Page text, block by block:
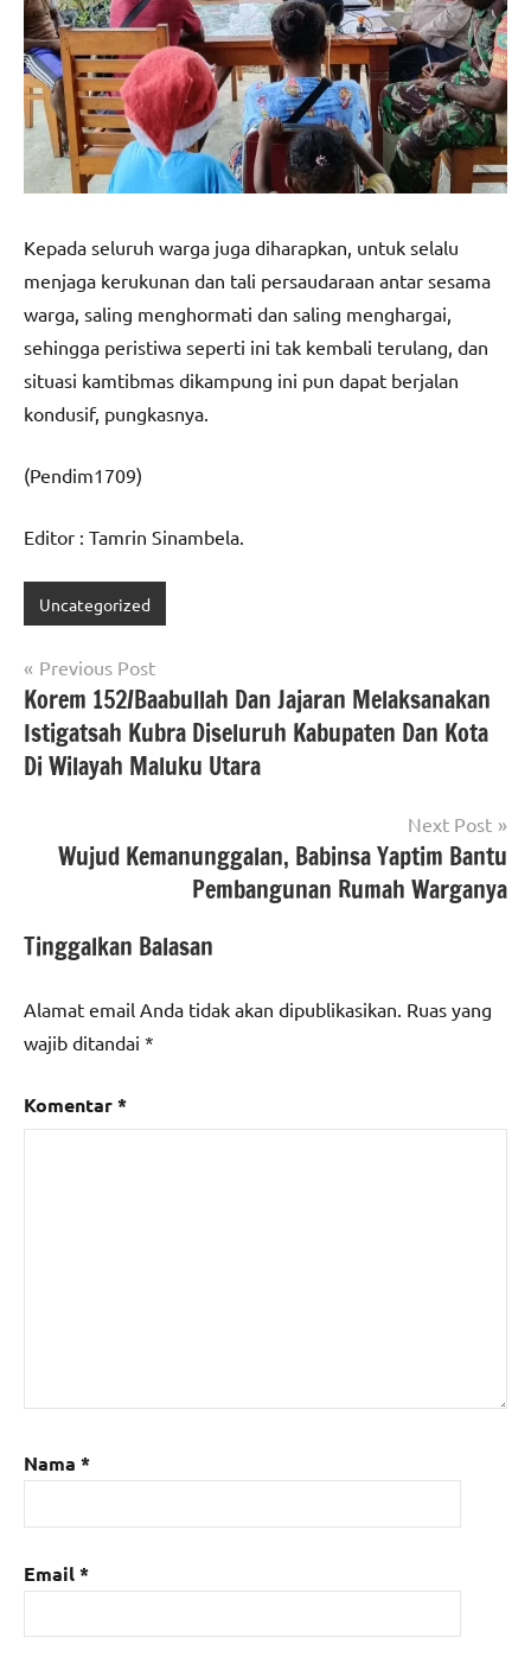
Kepada seluruh warga juga diharapkan, untuk selalu
menjaga kerukunan dan tali persaudaraan antar sesama
warga, saling menghormati dan saling menghargai,
sehingga peristiwa seperti ini tak kembali terulang, dan
situasi kamtibmas dikampung ini pun dapat berjalan
kondusif, pungkasnya.
(Pendim1709)
Editor : Tamrin Sinambela.
Uncategorized
Navigasi
pos
Previous Post
Korem 152/Baabullah Dan Jajaran Melaksanakan
Istigatsah Kubra Diseluruh Kabupaten Dan Kota
Di Wilayah Maluku Utara
Next Post
Wujud Kemanunggalan, Babinsa Yaptim Bantu
Pembangunan Rumah Warganya
Tinggalkan Balasan
Alamat email Anda tidak akan dipublikasikan. Ruas yang
wajib ditandai *
Komentar*
Nama *
Email*